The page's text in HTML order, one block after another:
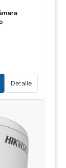
Detalle